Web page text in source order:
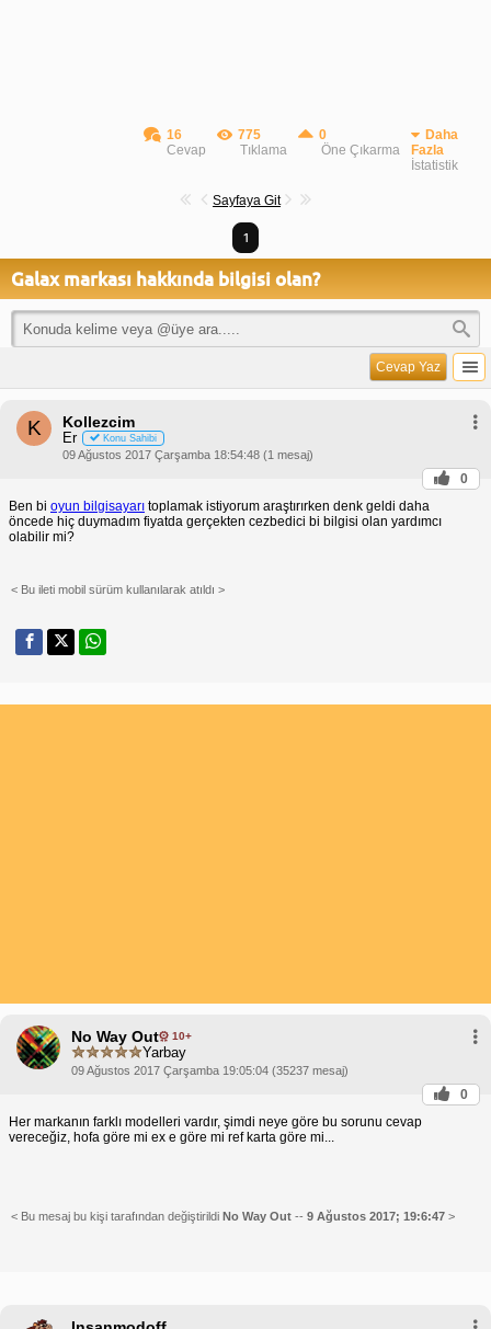
16
Cevap
775
Tıklama
0
Öne Çıkarma
Daha
Fazla
İstatistik
Sayfaya Git
1
Galax markası hakkında bilgisi olan?
Cevap Yaz
K Kollezcim
Er Konu Sahibi
09 Ağustos 2017 Çarşamba 18:54:48 (1 mesaj)
0
Ben bi oyun bilgisayarı toplamak istiyorum araştırırken denk geldi daha
öncede hiç duymadım fiyatda gerçekten cezbedici bi bilgisi olan yardımcı
olabilir mi?
< Bu ileti mobil sürüm kullanılarak atıldı >
No Way Out 10+
Yarbay
09 Ağustos 2017 Çarşamba 19:05:04 (35237 mesaj)
0
Her markanın farklı modelleri vardır, şimdi neye göre bu sorunu cevap
vereceğiz, hofa göre mi ex e göre mi ref karta göre mi...
< Bu mesaj bu kişi tarafından değiştirildi No Way Out -- 9 Ağustos 2017; 19:6:47 >